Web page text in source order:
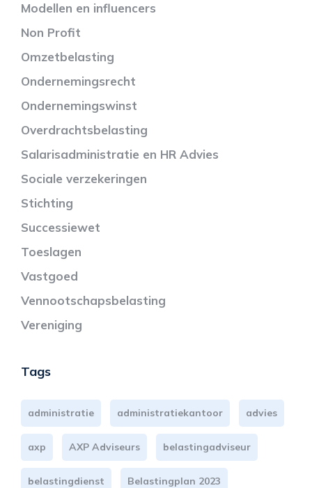
Modellen en influencers
Non Profit
Omzetbelasting
Ondernemingsrecht
Ondernemingswinst
Overdrachtsbelasting
Salarisadministratie en HR Advies
Sociale verzekeringen
Stichting
Successiewet
Toeslagen
Vastgoed
Vennootschapsbelasting
Vereniging
Tags
administratie administratiekantoor advies
axp AXP Adviseurs belastingadviseur
belastingdienst Belastingplan 2023